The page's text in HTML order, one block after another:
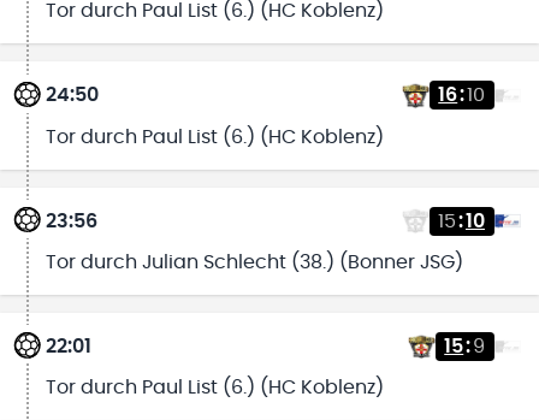
Tor durch Paul List (6.) (HC Koblenz)
24:50 16:10
Tor durch Paul List (6.) (HC Koblenz)
23:56 15:10
Tor durch Julian Schlecht (38.) (Bonner JSG)
22:01 15:9
Tor durch Paul List (6.) (HC Koblenz)